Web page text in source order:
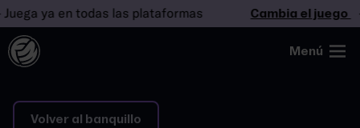
ya en todas las plataformas Cambia el juego -
Menú
Volver al banquillo